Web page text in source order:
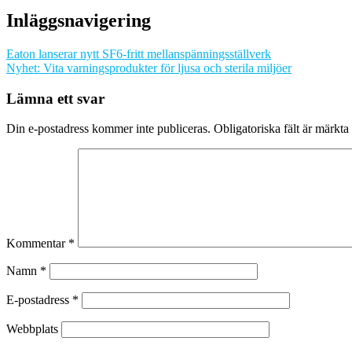
Inläggsnavigering
Eaton lanserar nytt SF6-fritt mellanspänningsställverk
Nyhet: Vita varningsprodukter för ljusa och sterila miljöer
Lämna ett svar
Din e-postadress kommer inte publiceras. Obligatoriska fält är märkta
Kommentar *
Namn *
E-postadress *
Webbplats